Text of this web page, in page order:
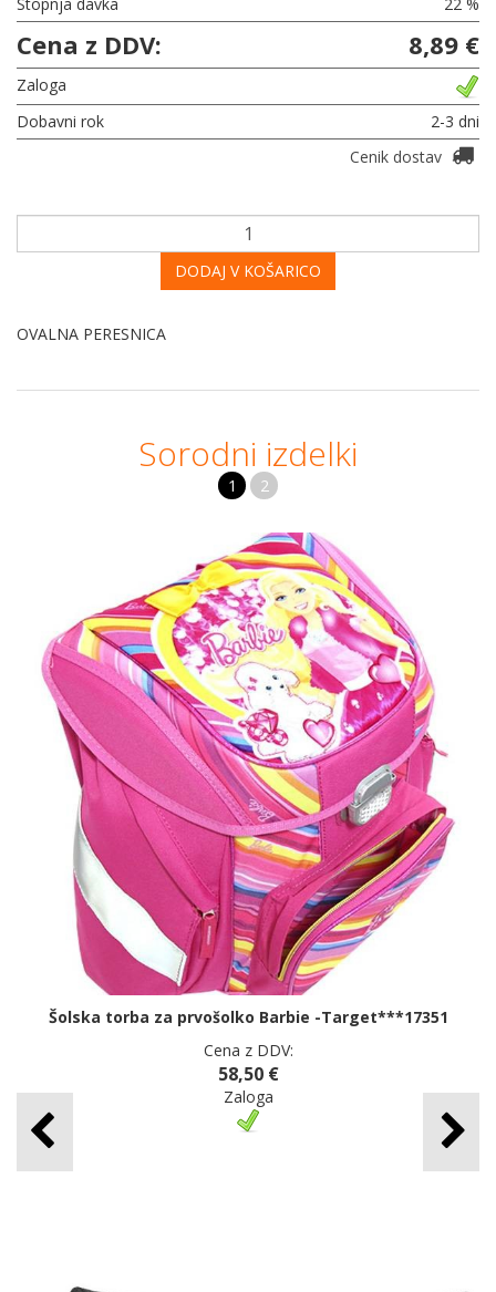
Cena z DDV: 8,89 €
Zaloga
Dobavni rok
2-3 dni
Cenik dostav
DODAJ V KOŠARICO
OVALNA PERESNICA
Sorodni izdelki
1 2
Šolska torba za prvošolko Barbie -Target***17351
Cena z DDV:
58,50 €
Zaloga